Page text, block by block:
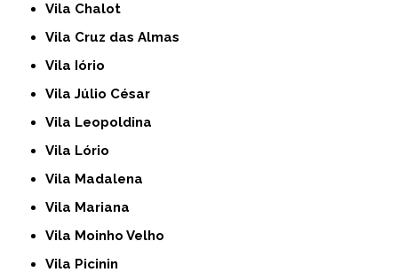
Vila Chalot
Vila Cruz das Almas
Vila Iório
Vila Júlio César
Vila Leopoldina
Vila Lório
Vila Madalena
Vila Mariana
Vila Moinho Velho
Vila Picinin